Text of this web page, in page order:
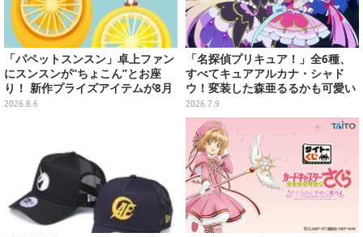
「パペットスンスン」卓上ファン
にスンスンが“ちょこん”とお座
り！ 新作プライズアイテムが8月
下旬より展開ーオーロラストラッ
2026.8.6
「名探偵プリキュア！」全6種、
すべてキュアアルカナ・シャド
ウ！変装した森亜るるかも可愛い
「ミニアクスタ」が7月中旬発売
2026.7.9